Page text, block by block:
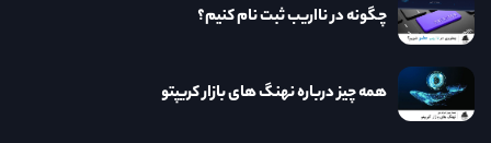
چگونه در نااریب ثبت نام کنیم؟
همه چیز درباره نهنگ های بازار کریپتو